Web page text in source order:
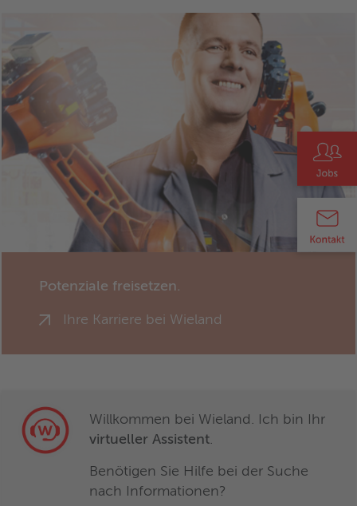
Potenziale freisetzen.
Ihre Karriere bei Wieland
Willkommen bei Wieland. Ich bin Ihr
virtueller Assistent.
Benötigen Sie Hilfe bei der Suche
nach Informationen?